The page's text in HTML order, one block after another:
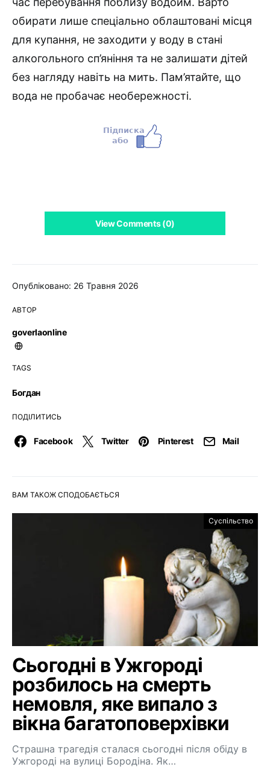
Опубліковано: 26 Травня 2026
АВТОР
goverlaonline
TAGS
Богдан
ПОДІЛИТИСЬ
Facebook Twitter Pinterest Mail
обирати лише спеціально облаштовані місця
для купання, не заходити у воду в стані
алкогольного сп’яніння та не залишати дітей
без нагляду навіть на мить. Пам’ятайте, що
вода не пробачає необережності.
View Comments (0)
ВАМ ТАКОЖ СПОДОБАЄТЬСЯ
Суспільство
Сьогодні в Ужгороді
розбилось на смерть
немовля, яке випало з
вікна багатоповерхівки
Страшна трагедія сталася сьогодні після обіду в
Ужгороді на вулиці Бородіна. Як…